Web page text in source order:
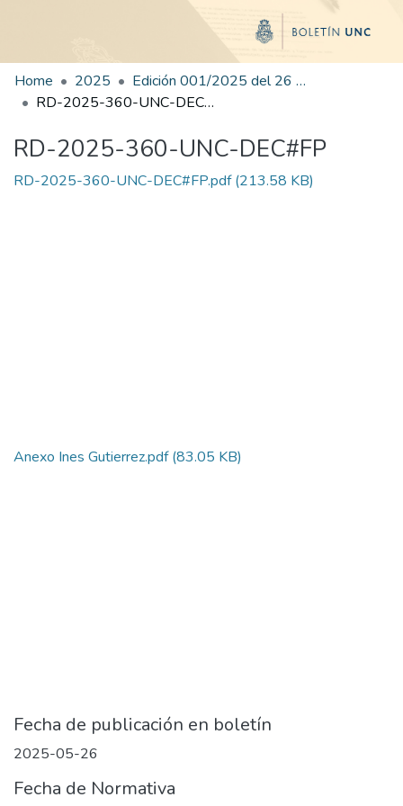
Home 2025
Edición 001/2025 del 26 de mayo de 2025
RD-2025-360-UNC-DEC#FP
RD-2025-360-UNC-DEC#FP
RD-2025-360-UNC-DEC#FP.pdf(213.58 KB)
Anexo Ines Gutierrez.pdf(83.05 KB)
Fecha de publicación en boletín
2025-05-26
Fecha de Normativa